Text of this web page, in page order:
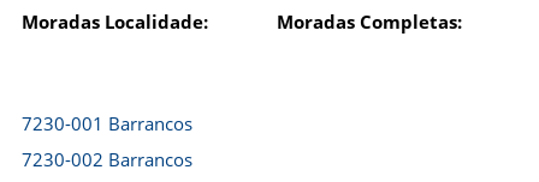
Moradas Localidade: Moradas Completas:
7230-001 Barrancos
7230-002 Barrancos